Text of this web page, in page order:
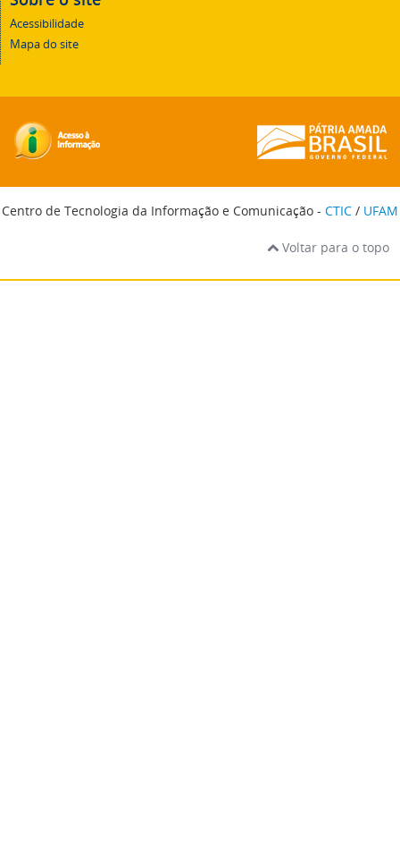
Acessibilidade
Mapa do site
Centro de Tecnologia da Informação e Comunicação - CTIC / UFAM
Voltar para o topo